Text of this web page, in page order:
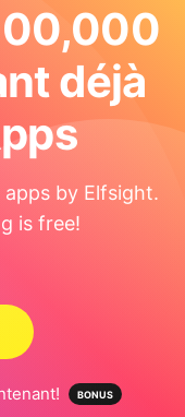
déjà
by Elfsight.
is free!